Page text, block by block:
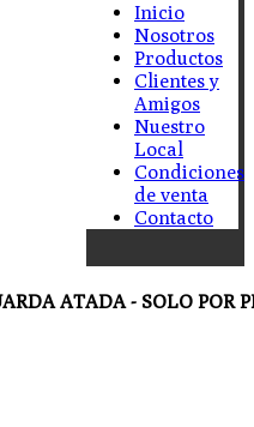
Inicio
Nosotros
Productos
Clientes y
Amigos
Nuestro
Local
Condiciones
de venta
Contacto
ATADA - SOLO POR